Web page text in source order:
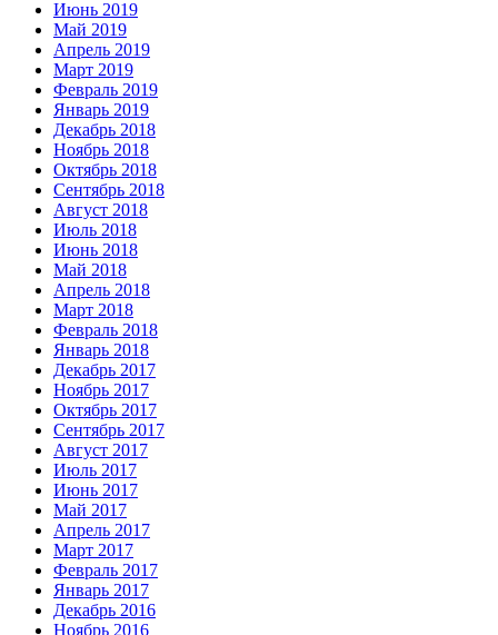
Июнь 2019
Май 2019
Апрель 2019
Март 2019
Февраль 2019
Январь 2019
Декабрь 2018
Ноябрь 2018
Октябрь 2018
Сентябрь 2018
Август 2018
Июль 2018
Июнь 2018
Май 2018
Апрель 2018
Март 2018
Февраль 2018
Январь 2018
Декабрь 2017
Ноябрь 2017
Октябрь 2017
Сентябрь 2017
Август 2017
Июль 2017
Июнь 2017
Май 2017
Апрель 2017
Март 2017
Февраль 2017
Январь 2017
Декабрь 2016
Ноябрь 2016